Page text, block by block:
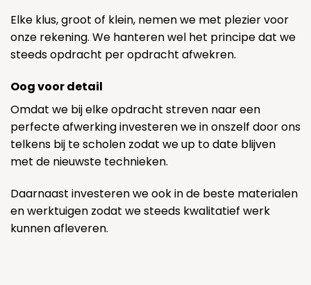
Elke klus, groot of klein, nemen we met plezier voor
onze rekening. We hanteren wel het principe dat we
steeds opdracht per opdracht afwekren.
Oog voor detail
Omdat we bij elke opdracht streven naar een
perfecte afwerking investeren we in onszelf door ons
telkens bij te scholen zodat we up to date blijven
met de nieuwste technieken.
Daarnaast investeren we ook in de beste materialen
en werktuigen zodat we steeds kwalitatief werk
kunnen afleveren.